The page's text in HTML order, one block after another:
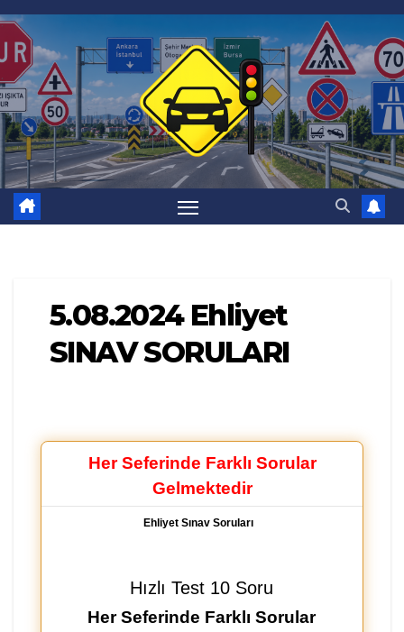
Skip
to
content
5.08.2024 Ehliyet
SINAV SORULARI
Her Seferinde Farklı Sorular
Gelmektedir
Ehliyet Sınav Soruları
Hızlı Test 10 Soru
Her Seferinde Farklı Sorular